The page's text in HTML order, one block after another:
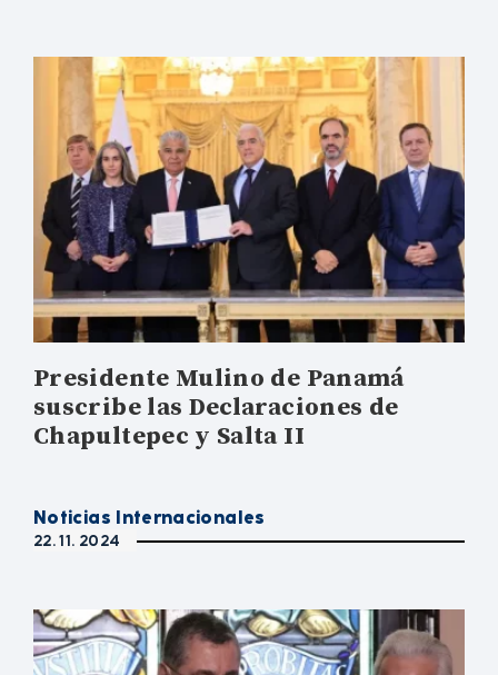
Presidente Mulino de Panamá
suscribe las Declaraciones de
Chapultepec y Salta II
Noticias Internacionales
22. 11. 2024